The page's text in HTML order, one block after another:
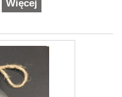
Więcej